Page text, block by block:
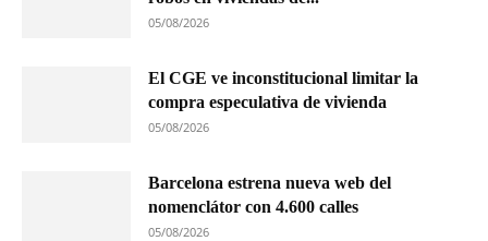
05/08/2026
El CGE ve inconstitucional limitar la
compra especulativa de vivienda
05/08/2026
Barcelona estrena nueva web del
nomenclátor con 4.600 calles
05/08/2026